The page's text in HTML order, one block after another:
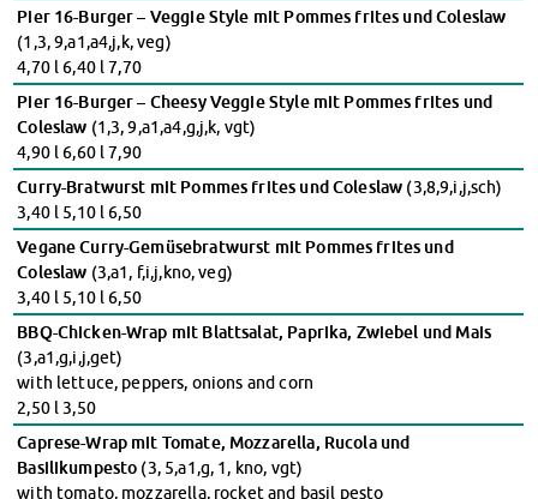
Mensa-FAQs
CampusCatering
MensaFeedback
AnsprechpartnerInnen
Wohnen
Wohnheime im Überblick
Wohnheime in Magdeburg
Wohnheime in Wernigerode
Wohnheimantrag & -service
MIT einander – FÜR einander
Wohnheimtutoren
Schadensmeldung
Wohnen-FAQ
Dokumente
AnsprechpartnerInnen
Soziales & Beratung
Sozialberatung
Pier 16-Burger – Veggie Style mit Pommes frites und Coleslaw
(1,3, 9,a1,a4,j,k, veg)
4,70 l 6,40 l 7,70
Pier 16-Burger – Cheesy Veggie Style mit Pommes frites und
Coleslaw (1,3, 9,a1,a4,g,j,k, vgt)
4,90 l 6,60 l 7,90
Curry-Bratwurst mit Pommes frites und Coleslaw (3,8,9,i,j,sch)
3,40 l 5,10 l 6,50
Vegane Curry-Gemüsebratwurst mit Pommes frites und
Coleslaw (3,a1, f,i,j,kno, veg)
3,40 l 5,10 l 6,50
BBQ-Chicken-Wrap mit Blattsalat, Paprika, Zwiebel und Mais
(3,a1,g,i,j,get)
with lettuce, peppers, onions and corn
2,50 l 3,50
Caprese-Wrap mit Tomate, Mozzarella, Rucola und
Basilikumpesto (3, 5,a1,g, 1, kno, vgt)
with tomato, mozzarella, rocket and basil pesto